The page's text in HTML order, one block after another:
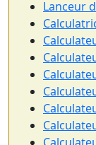
Lanceur